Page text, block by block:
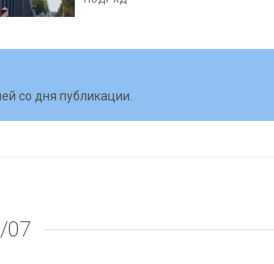
со дня публикации.
07